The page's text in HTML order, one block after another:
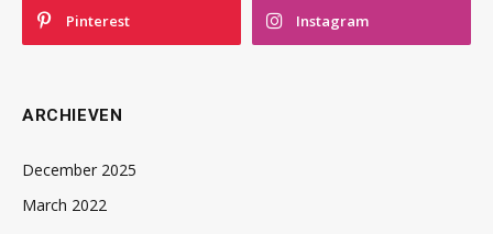
Pinterest Instagram
ARCHIEVEN
December 2025
March 2022